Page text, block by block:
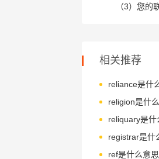
（3）您的
相关推荐
religion是什
ref是什么意